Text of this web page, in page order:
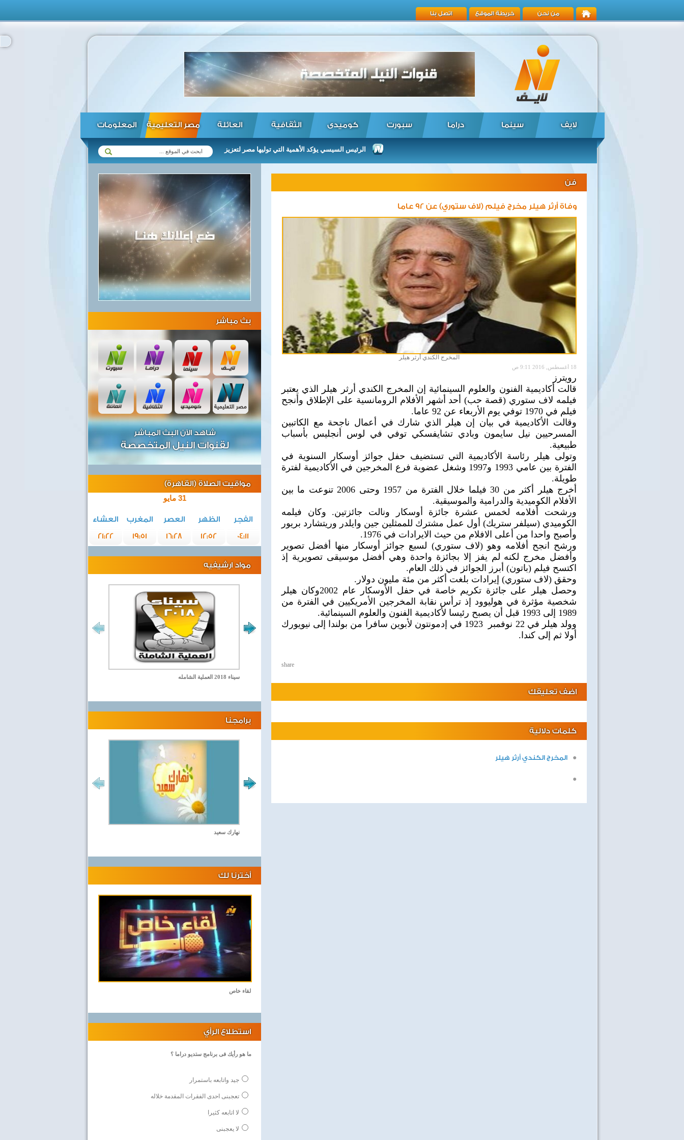
من نحن خريطة الموقع اتصل بنا
لايف سينما دراما سبورت كوميدى الثقافية العائلة مصر التعليمية المعلومات
الرئيس السيسي يؤكد استعداد الرئيس السيسي يؤكد الأهمية التي توليها مصر لتعزيز العلاقات مع زيمبابوي في مختلف المجالات ...
فن
وفاة أرثر هيلر مخرج فيلم (لاف ستوري) عن 92 عاما
المخرج الكندي أرثر هيلر
18 أغسطس, 2016 9:11 ص
رويترز
قالت أكاديمية الفنون والعلوم السينمائية‭ ‬إن المخرج الكندي أرثر هيلر الذي يعتبر
فيلمه لاف ستوري (قصة حب) أحد أشهر الأفلام الرومانسية على الإطلاق وأنجح
فيلم في 1970 توفي يوم الأربعاء عن 92 عاما.
وقالت الأكاديمية في بيان إن هيلر الذي شارك في أعمال ناجحة مع الكاتبين
المسرحيين نيل سايمون وبادي تشايفسكي توفي في لوس أنجليس بأسباب
طبيعية.
وتولى هيلر رئاسة الأكاديمية التي تستضيف حفل جوائز أوسكار السنوية في
الفترة بين عامي 1993 و1997 وشغل عضوية فرع المخرجين في الأكاديمية لفترة
طويلة.
أخرج هيلر أكثر من 30 فيلما خلال الفترة من 1957 وحتى 2006 تنوعت ما بين
الأفلام الكوميدية والدرامية والموسيقية.
ورشحت أفلامه لخمس عشرة جائزة أوسكار ونالت جائزتين. وكان فيلمه
الكوميدي (سيلفر ستريك) أول عمل مشترك للممثلين جين وايلدر وريتشارد بريور
وأصبح واحدا من أعلى الافلام من حيث الايرادات في 1976.
ورشح انجح أفلامه وهو (لاف ستوري) لسبع جوائز أوسكار منها أفضل تصوير
وأفضل مخرج لكنه لم يفز إلا بجائزة واحدة وهي أفضل موسيقى تصويرية إذ
اكتسح فيلم (باتون) أبرز الجوائز في ذلك العام.
وحقق (لاف ستوري) إيرادات بلغت أكثر من مئة مليون دولار.
وحصل هيلر على جائزة تكريم خاصة في حفل الأوسكار عام 2002وكان هيلر
شخصية مؤثرة في هوليوود إذ ترأس نقابة المخرجين الأمريكيين في الفترة من
1989 إلى 1993 قبل أن يصبح رئيسا لأكاديمية الفنون والعلوم السينمائية.
وولد هيلر في 22 نوفمبر 1923 في إدمونتون لأبوين سافرا من بولندا إلى نيويورك
أولا ثم إلى كندا.
share
اضف تعليقك
كلمات دلالية
المخرج الكندي أرثر هيلر
بث مباشر
شاهد الآن البث المباشر
لقنوات النيل المتخصصة
مواقيت الصلاة (القاهرة)
31 مايو
الفجر الظهر العصر المغرب
العشاء
04:11
12:52
16:28
19:51
21:22
مواد ارشيفيه
سيناء 2018 العملية الشامله
برامجنا
نهارك سعيد
أخترنا لك
لقاء خاص
استطلاع الرأي
ما هو رأيك فى برنامج ستديو دراما ؟
جيد واتابعه باستمرار
تعجبنى احدى الفقرات المقدمة خلاله
لا اتابعه كثيرا
لا يعجبنى